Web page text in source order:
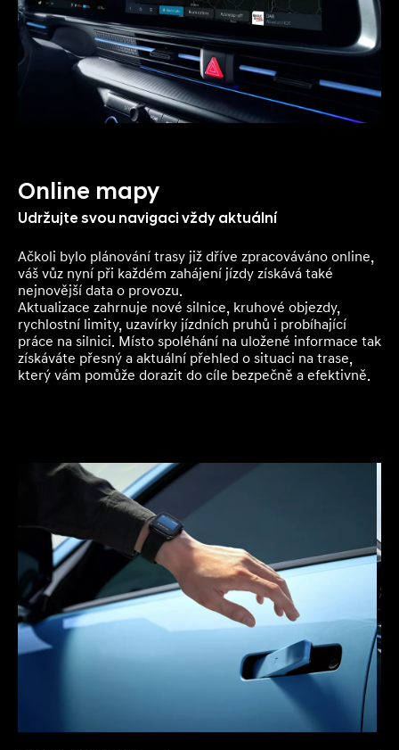
Online mapy
Udržujte svou navigaci vždy aktuální
Ačkoli bylo plánování trasy již dříve zpracováváno online,
váš vůz nyní při každém zahájení jízdy získává také
nejnovější data o provozu.
Aktualizace zahrnuje nové silnice, kruhové objezdy,
rychlostní limity, uzavírky jízdních pruhů i probíhající
práce na silnici. Místo spoléhání na uložené informace tak
získáváte přesný a aktuální přehled o situaci na trase,
který vám pomůže dorazit do cíle bezpečně a efektivně.